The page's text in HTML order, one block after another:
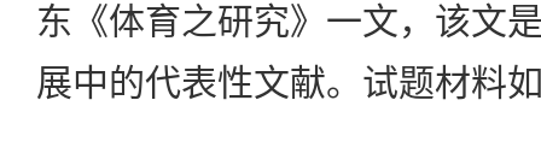
东《体育之研究》一文，该文
展中的代表性文献。试题材料